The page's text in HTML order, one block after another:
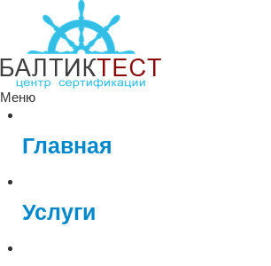
Меню
Главная
Услуги